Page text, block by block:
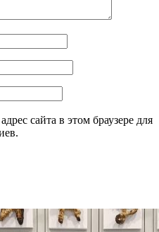
сайта в этом браузере для